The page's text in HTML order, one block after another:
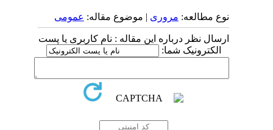
نوع مطالعه:مروری| موضوع مقاله:عمومى
ارسال نظر درباره این مقاله : نام کاربری یا پست
الکترونیک شما: